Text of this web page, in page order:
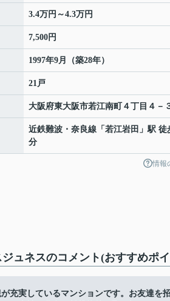
3.4万円～4.3万円
7,500円
1997年9月（築28年）
21戸
大阪府東大阪市若江南町 ４丁目４－
近鉄難波・奈良線 「 若江岩田 」駅 徒
分
情報
ジュネスのコメント(おすすめポ
充実しているマンションです。お友達を